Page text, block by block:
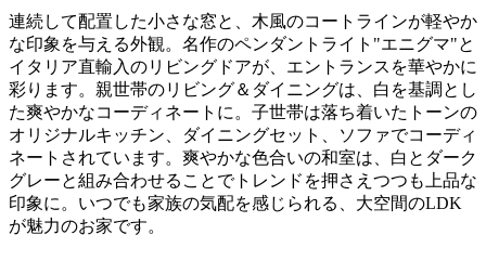
連続して配置した小さな窓と、木風のコートラインが軽やか
な印象を与える外観。名作のペンダントライト"エニグマ"と
イタリア直輸入のリビングドアが、エントランスを華やかに
彩ります。親世帯のリビング＆ダイニングは、白を基調とし
た爽やかなコーディネートに。子世帯は落ち着いたトーンの
オリジナルキッチン、ダイニングセット、ソファでコーディ
ネートされています。爽やかな色合いの和室は、白とダーク
グレーと組み合わせることでトレンドを押さえつつも上品な
印象に。いつでも家族の気配を感じられる、大空間のLDK
が魅力のお家です。